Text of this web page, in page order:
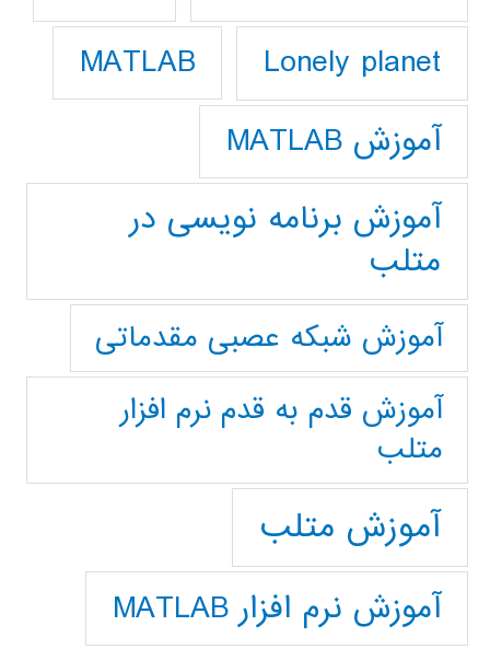
Lonely planet
MATLAB
آموزش MATLAB
آموزش برنامه نویسی در
متلب
آموزش شبکه عصبی مقدماتی
آموزش قدم به قدم نرم افزار
متلب
آموزش متلب
آموزش نرم افزار MATLAB